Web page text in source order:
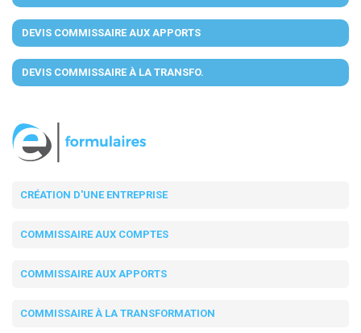
DEVIS COMMISSAIRE AUX APPORTS
DEVIS COMMISSAIRE À LA TRANSFO.
CRÉATION D'UNE ENTREPRISE
COMMISSAIRE AUX COMPTES
COMMISSAIRE AUX APPORTS
COMMISSAIRE À LA TRANSFORMATION